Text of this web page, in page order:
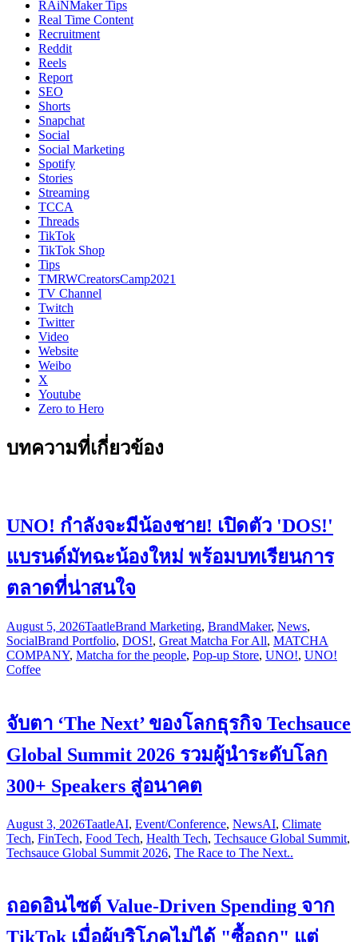
RAiNMaker Tips
Real Time Content
Recruitment
Reddit
Reels
Report
SEO
Shorts
Snapchat
Social
Social Marketing
Spotify
Stories
Streaming
TCCA
Threads
TikTok
TikTok Shop
Tips
TMRWCreatorsCamp2021
TV Channel
Twitch
Twitter
Video
Website
Weibo
X
Youtube
Zero to Hero
บทความที่เกี่ยวข้อง
UNO! กำลังจะมีน้องชาย! เปิดตัว 'DOS!'
แบรนด์มัทฉะน้องใหม่ พร้อมบทเรียนการ
ตลาดที่น่าสนใจ
August 5, 2026TaatleBrand Marketing, BrandMaker, News,
SocialBrand Portfolio, DOS!, Great Matcha For All, MATCHA
COMPANY, Matcha for the people, Pop-up Store, UNO!, UNO!
Coffee
จับตา ‘The Next’ ของโลกธุรกิจ Techsauce
Global Summit 2026 รวมผู้นำระดับโลก
300+ Speakers สู่อนาคต
August 3, 2026TaatleAI, Event/Conference, NewsAI, Climate
Tech, FinTech, Food Tech, Health Tech, Techsauce Global Summit,
Techsauce Global Summit 2026, The Race to The Next..
ถอดอินไซต์ Value-Driven Spending จาก
TikTok เมื่อผู้บริโภคไม่ได้ "ซื้อถูก" แต่